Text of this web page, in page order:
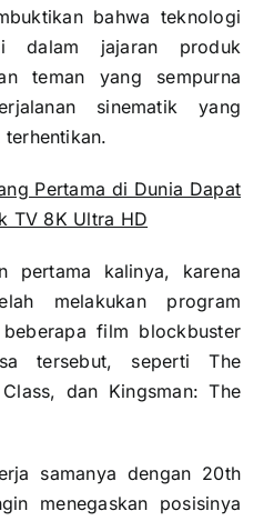
bahwa teknologi
dalam jajaran produk
teman yang sempurna
sinematik yang
Pertama di Dunia Dapat
TV 8K Ultra HD
pertama kalinya, karena
melakukan program
film blockbuster
tersebut, seperti The
dan Kingsman: The
samanya dengan 20th
menegaskan posisinya